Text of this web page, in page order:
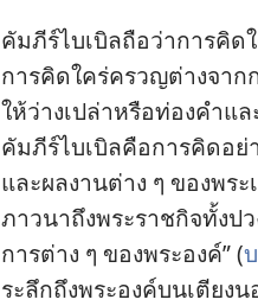
คัมภีร์ไบเบิลถือว่าการคิด
การคิดใคร่ครวญต่างจาก
ให้ว่างเปล่าหรือท่องคำแล
คัมภีร์ไบเบิลคือการคิดอย่
และผลงานต่าง ๆ ของพระ
ภาวนาถึงพระราชกิจทั้งป
การต่าง ๆ ของพระองค์” (
ระลึกถึงพระองค์บนเตียงน